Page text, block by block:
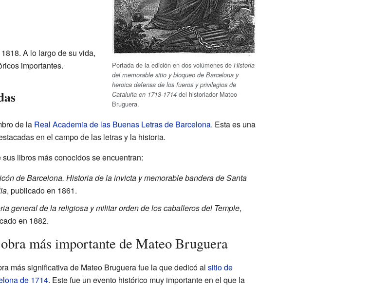
Portada de la edición en dos volúmenes deHistoria
del memorable sitio y bloqueo de Barcelona y
heroica defensa de los fueros y privilegios de
Cataluña en 1713-1714 del historiador Mateo
Bruguera.
A lo largo de su vida,
importantes.
de la Real Academia de las Buenas Letras de Barcelona. Esta es una
en el campo de las letras y la historia.
sus libros más conocidos se encuentran:
de Barcelona. Historia de la invicta y memorable bandera de Santa
, publicado en 1861.
general de la religiosa y militar orden de los caballeros del Temple,
en 1882.
más importante de Mateo Bruguera
más significativa de Mateo Bruguera fue la que dedicó al sitio de
de 1714. Este fue un evento histórico muy importante en el que la